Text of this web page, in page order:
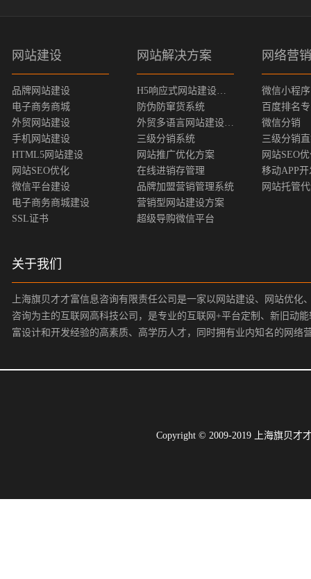
网站建设
品牌网站建设
电子商务商城
外贸网站建设
手机网站建设
HTML5网站建设
网站SEO优化
微信平台建设
电子商务商城建设
SSL证书
网站解决方案
防伪防窜货系统
三级分销系统
网站推广优化方案
在线进销存管理
品牌加盟营销管理系统
营销型网站建设方案
超级导购微信平台
网络营销
微信小程序
百度排名
微信分销
三级分销
网站SEO
移动APP开
网站托管
关于我们
上海旗贝才才富信息咨询有限责任公司是一家以网站建设、网站优
咨询为主的互联网高科技公司，是专业的互联网+平台定制、新旧动
富设计和开发经验的高素质、高学历人才，同时拥有业内知名的网络
Copyright © 2009-2019 上海旗贝